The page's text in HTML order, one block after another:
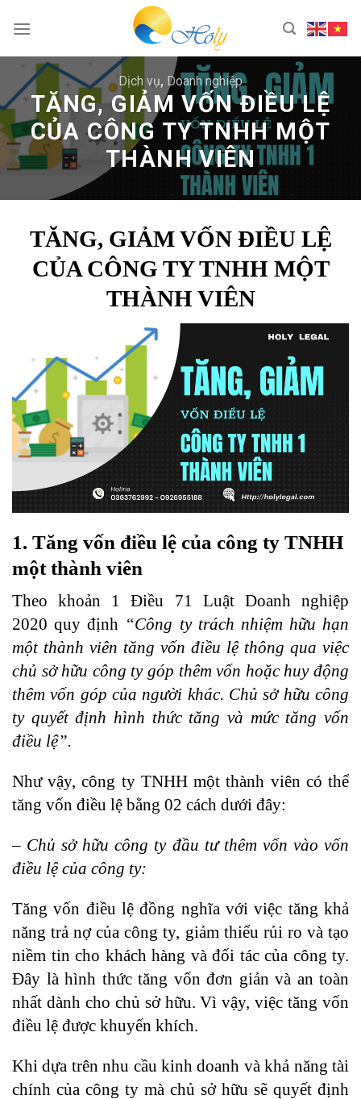
Dịch vụ, Doanh nghiệp
TĂNG, GIẢM VỐN ĐIỀU LỆ
CỦA CÔNG TY TNHH MỘT
THÀNH VIÊN
TĂNG, GIẢM VỐN ĐIỀU LỆ
CỦA CÔNG TY TNHH MỘT
THÀNH VIÊN
1. Tăng vốn điều lệ của công ty TNHH
một thành viên
Theo khoản 1 Điều 71 Luật Doanh nghiệp
2020 quy định “Công ty trách nhiệm hữu hạn
một thành viên tăng vốn điều lệ thông qua việc
chủ sở hữu công ty góp thêm vốn hoặc huy động
thêm vốn góp của người khác. Chủ sở hữu công
ty quyết định hình thức tăng và mức tăng vốn
điều lệ”.
Như vậy, công ty TNHH một thành viên có thể
tăng vốn điều lệ bằng 02 cách dưới đây:
– Chủ sở hữu công ty đầu tư thêm vốn vào vốn
điều lệ của công ty:
Tăng vốn điều lệ đồng nghĩa với việc tăng khả
năng trả nợ của công ty, giảm thiểu rủi ro và tạo
niềm tin cho khách hàng và đối tác của công ty.
Đây là hình thức tăng vốn đơn giản và an toàn
nhất dành cho chủ sở hữu. Vì vậy, việc tăng vốn
điều lệ được khuyến khích.
Khi dựa trên nhu cầu kinh doanh và khả năng tài
chính của công ty mà chủ sở hữu sẽ quyết định